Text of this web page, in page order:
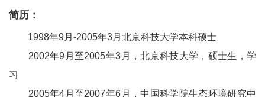
简历：
1998年9月 -2005年3月北京科技大学本科硕士
2002年9月至2005年3月，北京科技大学，硕士生，学
习
2005年4月至2007年6月，中国科学院生态环境研究中